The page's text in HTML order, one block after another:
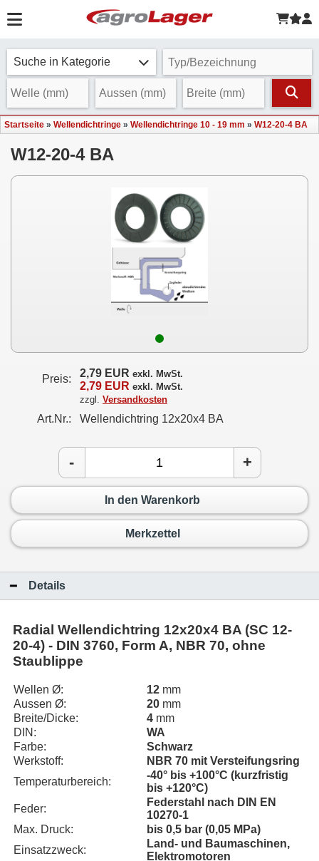
Suche in Kategorie
Startseite » Wellendichtringe » Wellendichtringe 10 - 19 mm » W12-20-4 BA
W12-20-4 BA
Preis: 2,79 EUR exkl. MwSt.
2,79 EUR exkl. MwSt.
zzgl. Versandkosten
Art.Nr.: Wellendichtring 12x20x4 BA
- +
In den Warenkorb
Merkzettel
Details
Radial Wellendichtring 12x20x4 BA (SC 12-
20-4) - DIN 3760, Form A, NBR 70, ohne
Staublippe
Wellen Ø: 12 mm
Aussen Ø:
20 mm
Breite/Dicke:
4 mm
DIN:
WA
Farbe:
Schwarz
Werkstoff:
NBR 70 mit Versteifungsring
Temperaturbereich:
-40° bis +100°C (kurzfristig
bis +120°C)
Feder:
Federstahl nach DIN EN
10270-1
Max. Druck:
bis 0,5 bar (0,05 MPa)
Einsatzzweck:
Land- und Baumaschinen,
Elektromotoren